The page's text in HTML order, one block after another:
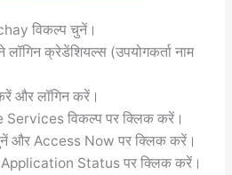
विकल्प चुनें।
लॉगिन क्रेडेंशियल्स (उपयोगकर्ता नाम
और लॉगिन करें।
Services विकल्प पर क्लिक करें।
और Access Now पर क्लिक करें।
Status पर क्लिक करें।